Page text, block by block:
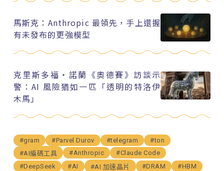
馬斯克：Anthropic 最領先，手上還握
有未發布的更強模型
克里斯多福・諾蘭《奧德賽》訪談示
警：AI 風險猶如一匹「透明的特洛伊
木馬」
#gram #Parvel Durov #telegram
#ton
#AI編碼工具
#Anthropic
#Claude Code
#DeepSeek
#AI #AI 加速晶片 #DRAM
#HBM